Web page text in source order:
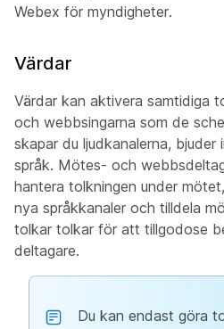
Webex för myndigheter.
Värdar
Värdar kan aktivera samtidiga
och webbsingarna som de
skapar du ljudkanalerna,
språk. Mötes- och
hantera tolkningen under
nya språkkanaler och tilldela
tolkar tolkar för att tillgodose
deltagare.
Du kan endast göra